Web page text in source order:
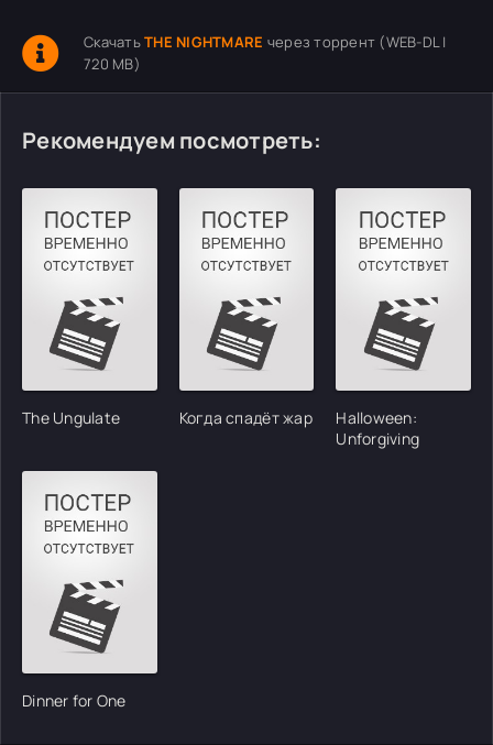
СкачатьTHE NIGHTMARE через торрент (WEB-DL |
720 MB)
Рекомендуем посмотреть:
The Ungulate Когда спадёт жар
Halloween:
Unforgiving
Dinner for One